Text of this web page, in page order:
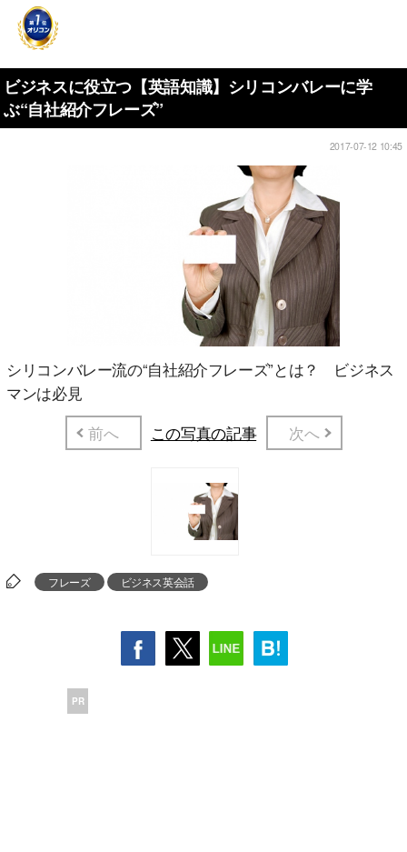
ビジネスに役立つ【英語知識】シリコンバレーに学
ぶ“自社紹介フレーズ”
2017-07-12 10:45
シリコンバレー流の“自社紹介フレーズ”とは？ ビジネス
マンは必見
前へ
この写真の記事 次へ
フレーズ ビジネス英会話
PR